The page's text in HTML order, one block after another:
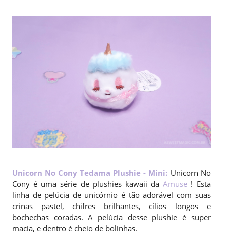
Unicorn No Cony Tedama Plushie - Mini: Unicorn No
Cony é uma série de plushies kawaii daAmuse ! Esta
linha de pelúcia de unicórnio é tão adorável com suas
crinas pastel, chifres brilhantes, cílios longos e
bochechas coradas. A pelúcia desse plushie é super
macia, e dentro é cheio de bolinhas.